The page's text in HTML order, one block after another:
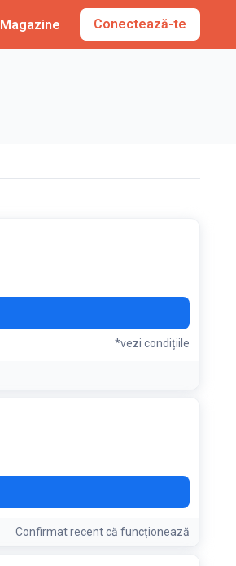
Magazine Conectează-te
*vezi condițiile
Confirmat recent că funcționează